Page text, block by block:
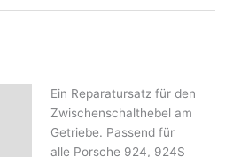
Ein Reparatursatz für den
Zwischenschalthebel am
Getriebe. Passend für
alle Porsche 924, 924S